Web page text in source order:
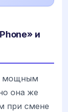
и
мощным
она же
при смене